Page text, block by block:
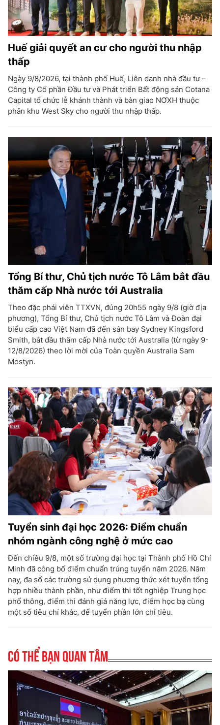
Huế giải quyết an cư cho người thu nhập
thấp
Ngày 9/8/2026, tại thành phố Huế, Liên danh nhà đầu tư –
Công ty Cổ phần Đầu tư và Phát triển Bất động sản Cotana
Capital tổ chức lễ khánh thành và bàn giao NƠXH thuộc
phân khu West Sky cho người thu nhập thấp.
Tổng Bí thư, Chủ tịch nước Tô Lâm bắt đầu
thăm cấp Nhà nước tới Australia
Theo đặc phái viên TTXVN, đúng 20h55 ngày 9/8 (giờ địa
phương), Tổng Bí thư, Chủ tịch nước Tô Lâm và Đoàn đại
biểu cấp cao Việt Nam đã đến sân bay Sydney Kingsford
Smith, bắt đầu thăm cấp Nhà nước tới Australia (từ ngày 9-
12/8/2026) theo lời mời của Toàn quyền Australia Sam
Mostyn.
Tuyển sinh đại học 2026: Điểm chuẩn
nhóm ngành công nghệ ở mức cao
Đến chiều 9/8, một số trường đại học tại Thành phố Hồ Chí
Minh đã công bố điểm chuẩn trúng tuyển năm 2026. Năm
nay, đa số các trường sử dụng phương thức xét tuyển tổng
hợp nhiều thành phần, như điểm thi tốt nghiệp Trung học
phổ thông, điểm thi đánh giá năng lực, điểm học bạ cùng
một số tiêu chí khác, để tuyển phần lớn chỉ tiêu.
Có thể bạn quan tâm